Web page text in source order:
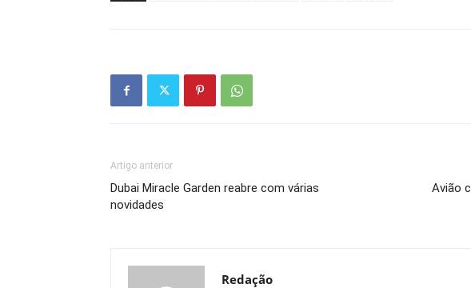
Artigo anterior
Dubai Miracle Garden reabre com várias
novidades
Avião
Redação